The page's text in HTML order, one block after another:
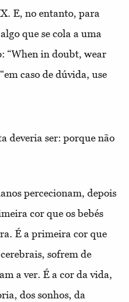
E, no entanto, para
que se cola a uma
“When in doubt, wear
caso de dúvida, use
deveria ser: porque não
percecionam, depois
cor que os bebés
É a primeira cor que
sofrem de
a ver. É a cor da vida,
dos sonhos, da